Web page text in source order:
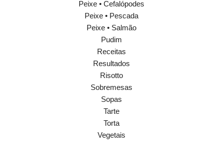
Peixe • Cefalópodes
Peixe • Pescada
Peixe • Salmão
Pudim
Receitas
Resultados
Risotto
Sobremesas
Sopas
Tarte
Torta
Vegetais